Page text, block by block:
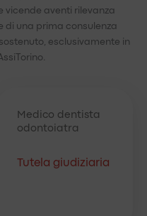
vicende aventi rilevanza
di una prima consulenza
esclusivamente in
Medico dentista
odontoiatra
Tutela giudiziaria